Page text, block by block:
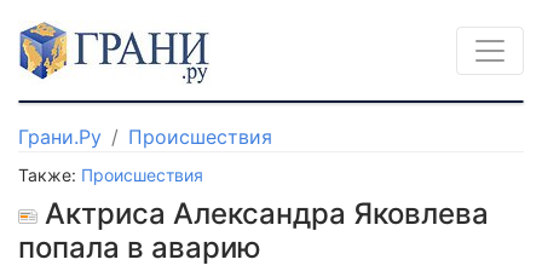
Грани.Ру Происшествия
Также: Происшествия
Актриса Александра Яковлева
попала в аварию